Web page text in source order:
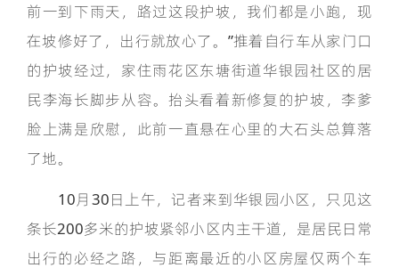
前一到下雨天，路过这段护坡，我们都是小跑，现
在坡修好了，出行就放心了。”推着自行车从家门口
的护坡经过，家住雨花区东塘街道华银园社区的居
民李海长脚步从容。抬头看着新修复的护坡，李爹
脸上满是欣慰，此前一直悬在心里的大石头总算落
了地。
10月30日上午，记者来到华银园小区，只见这
条长200多米的护坡紧邻小区内主干道，是居民日常
出行的必经之路，与距离最近的小区房屋仅两个车